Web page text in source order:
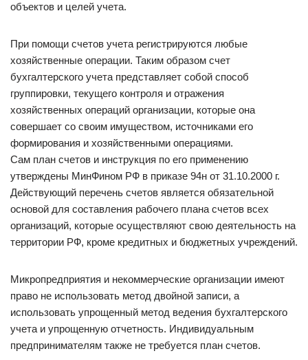
объектов и целей учета.
При помощи счетов учета регистрируются любые
хозяйственные операции. Таким образом счет
бухгалтерского учета представляет собой способ
группировки, текущего контроля и отражения
хозяйственных операций организации, которые она
совершает со своим имуществом, источниками его
формирования и хозяйственными операциями.
Сам план счетов и инструкция по его применению
утверждены МинФином РФ в приказе 94н от 31.10.2000 г.
Действующий перечень счетов является обязательной
основой для составления рабочего плана счетов всех
организаций, которые осуществляют свою деятельность на
территории РФ, кроме кредитных и бюджетных учреждений.
Микропредприятия и некоммерческие организации имеют
право не использовать метод двойной записи, а
использовать упрощенный метод ведения бухгалтерского
учета и упрощенную отчетность. Индивидуальным
предпринимателям также не требуется план счетов.